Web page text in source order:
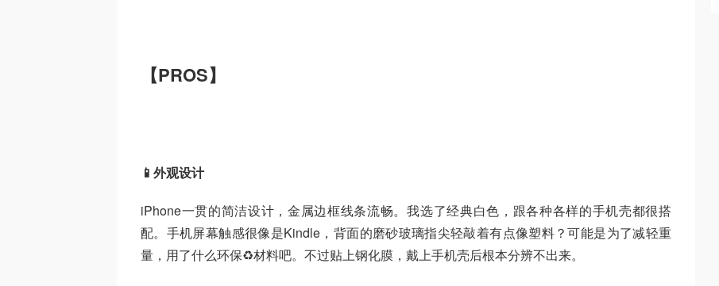
【PROS】
📱外观设计
iPhone一贯的简洁设计，金属边框线条流畅。我选了经典白色，跟各种各样的手机壳都很搭
配。手机屏幕触感很像是Kindle，背面的磨砂玻璃指尖轻敲着有点像塑料？可能是为了减轻重
量，用了什么环保♻️材料吧。不过贴上钢化膜，戴上手机壳后根本分辨不出来。